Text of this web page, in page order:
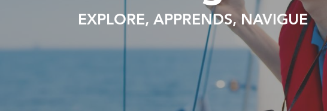
EXPLORE, APPRENDS, NAVIGUE